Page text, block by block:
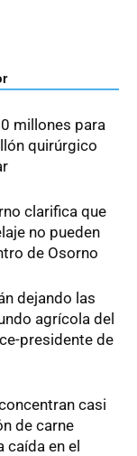
millones para
quirúrgico
clarifica que
no pueden
de Osorno
dejando las
agrícola del
presidente de
casi
de carne
caída en el